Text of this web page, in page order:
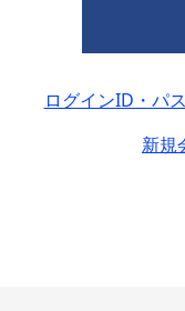
ログインID・パ
新規